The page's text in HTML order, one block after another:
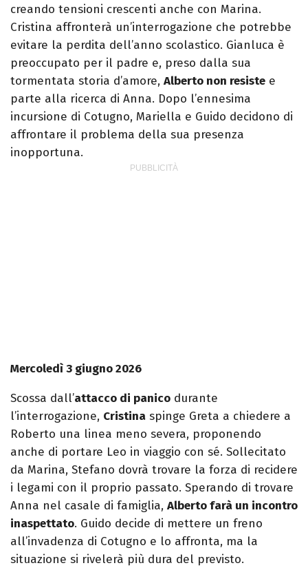
creando tensioni crescenti anche con Marina.
Cristina affronterà un’interrogazione che potrebbe
evitare la perdita dell’anno scolastico. Gianluca è
preoccupato per il padre e, preso dalla sua
tormentata storia d’amore, Alberto non resiste e
parte alla ricerca di Anna. Dopo l’ennesima
incursione di Cotugno, Mariella e Guido decidono di
affrontare il problema della sua presenza
inopportuna.
Mercoledì 3 giugno 2026
Scossa dall’attacco di panico durante
l’interrogazione, Cristina spinge Greta a chiedere a
Roberto una linea meno severa, proponendo
anche di portare Leo in viaggio con sé. Sollecitato
da Marina, Stefano dovrà trovare la forza di recidere
i legami con il proprio passato. Sperando di trovare
Anna nel casale di famiglia, Alberto farà un incontro
inaspettato. Guido decide di mettere un freno
all’invadenza di Cotugno e lo affronta, ma la
situazione si rivelerà più dura del previsto.